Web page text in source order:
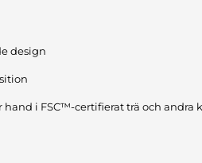
design
hand i FSC™-certifierat trä och andra